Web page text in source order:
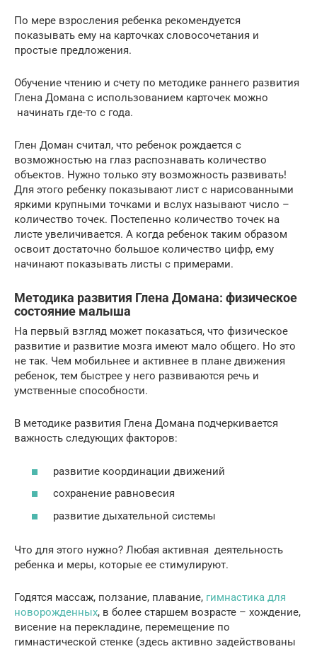
По мере взросления ребенка рекомендуется
показывать ему на карточках словосочетания и
простые предложения.
Обучение чтению и счету по методике раннего развития
Глена Домана с использованием карточек можно
начинать где-то с года.
Глен Доман считал, что ребенок рождается с
возможностью на глаз распознавать количество
объектов. Нужно только эту возможность развивать!
Для этого ребенку показывают лист с нарисованными
яркими крупными точками и вслух называют число –
количество точек. Постепенно количество точек на
листе увеличивается. А когда ребенок таким образом
освоит достаточно большое количество цифр, ему
начинают показывать листы с примерами.
Методика развития Глена Домана: физическое
состояние малыша
На первый взгляд может показаться, что физическое
развитие и развитие мозга имеют мало общего. Но это
не так. Чем мобильнее и активнее в плане движения
ребенок, тем быстрее у него развиваются речь и
умственные способности.
В методике развития Глена Домана подчеркивается
важность следующих факторов:
развитие координации движений
сохранение равновесия
развитие дыхательной системы
Что для этого нужно? Любая активная деятельность
ребенка и меры, которые ее стимулируют.
Годятся массаж, ползание, плавание, гимнастика для
новорожденных, в более старшем возрасте – хождение,
висение на перекладине, перемещение по
гимнастической стенке (здесь активно задействованы